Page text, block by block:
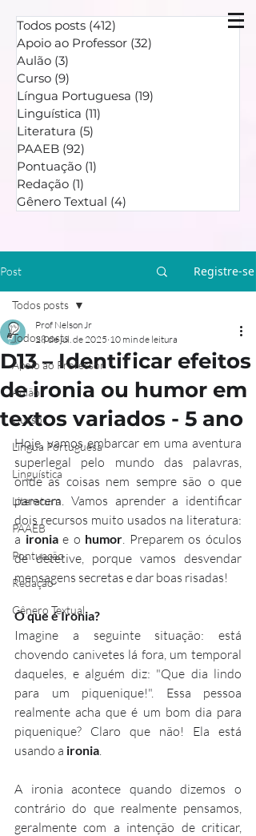
Todos posts (412)
Apoio ao Professor (32)
Aulão (3)
Curso (9)
Língua Portuguesa (19)
Linguística (11)
Literatura (5)
PAAEB (92)
Pontuação (1)
Redação (1)
Gênero Textual (4)
Post Registre-se
Todos posts
Apoio ao Professor
Aulão
Curso
Língua Portuguesa
Linguística
Literatura
PAAEB
Pontuação
Redação
Gênero Textual
Todos posts
D13 – Identificar efeitos
de ironia ou humor em
textos variados - 5 ano
Prof Nelson Jr
28 de jul. de 2025 10 min de leitura
Hoje, vamos embarcar em uma aventura
superlegal pelo mundo das palavras,
onde as coisas nem sempre são o que
parecem. Vamos aprender a identificar
dois recursos muito usados na literatura:
a ironia e o humor. Preparem os óculos
de detetive, porque vamos desvendar
mensagens secretas e dar boas risadas!
O que é Ironia?
Imagine a seguinte situação: está
chovendo canivetes lá fora, um temporal
daqueles, e alguém diz: "Que dia lindo
para um piquenique!". Essa pessoa
realmente acha que é um bom dia para
piquenique? Claro que não! Ela está
usando a ironia.
A ironia acontece quando dizemos o
contrário do que realmente pensamos,
geralmente com a intenção de criticar,